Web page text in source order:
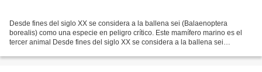
Desde fines del siglo XX se considera a la ballena sei (Balaenoptera
borealis) como una especie en peligro crítico. Este mamífero marino es el
tercer animal Desde fines del siglo XX se considera a la ballena sei